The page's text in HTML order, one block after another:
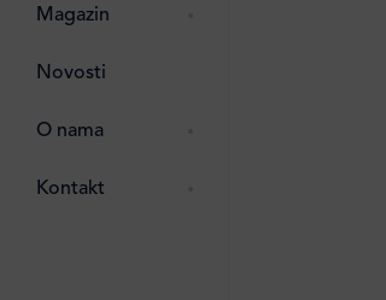
Magazin
Novosti
O nama
ostalo
Kontakt